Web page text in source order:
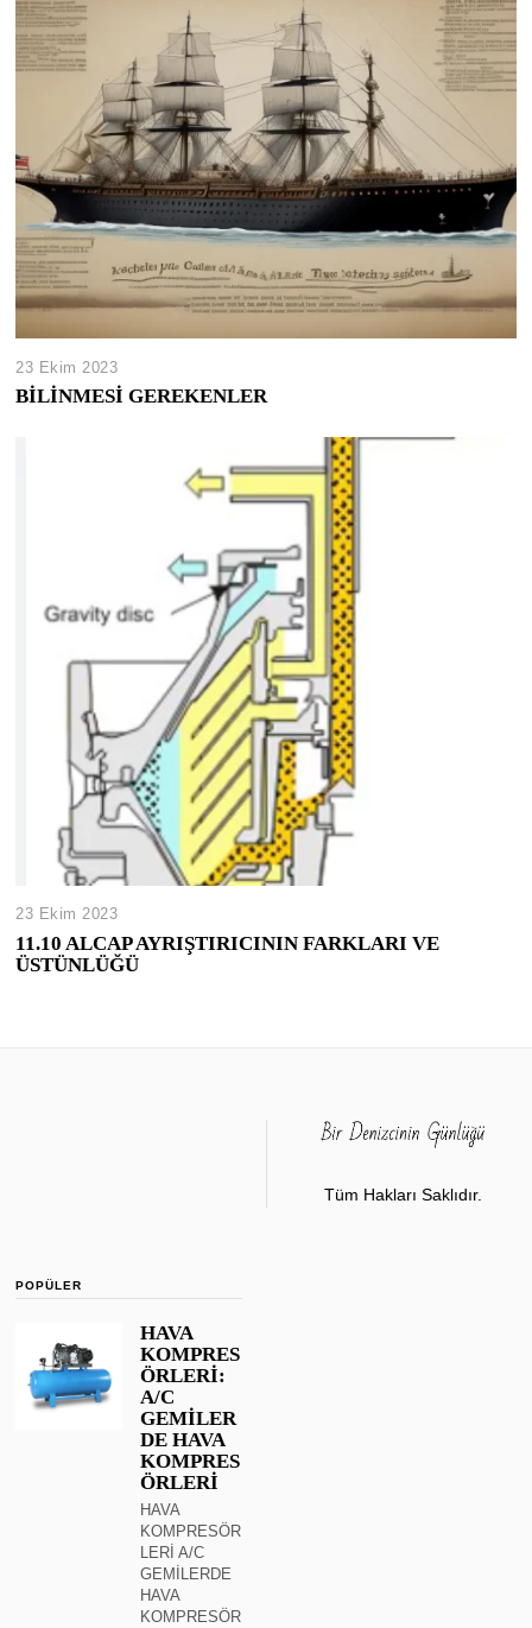
23 Ekim 2023
BİLİNMESİ GEREKENLER
23 Ekim 2023
11.10 ALCAP AYRIŞTIRICININ FARKLARI VE
ÜSTÜNLÜĞÜ
Tüm Hakları Saklıdır.
POPÜLER
HAVA
KOMPRES
ÖRLERİ:
A/C
GEMİLER
DE HAVA
KOMPRES
ÖRLERİ
HAVA
KOMPRESÖR
LERİ A/C
GEMİLERDE
HAVA
KOMPRESÖR